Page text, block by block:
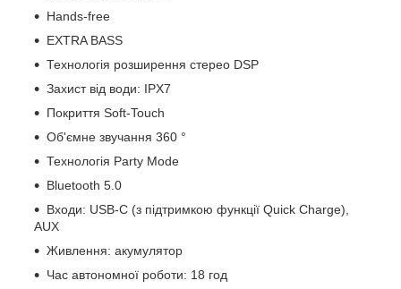
Hands-free
EXTRA BASS
Технологія розширення стерео DSP
Захист від води: IPX7
Покриття Soft-Touch
Об'ємне звучання 360 °
Технологія Party Mode
Bluetooth 5.0
Входи: USB-C (з підтримкою функції Quick Charge),
AUX
Живлення: акумулятор
Час автономної роботи: 18 год